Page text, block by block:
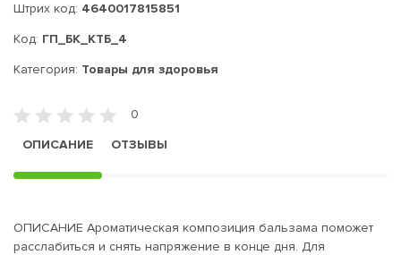
Штрих код: 4640017815851
Код: ГП_БК_КТБ_4
Категория: Товары для здоровья
0
ОПИСАНИЕ
ОТЗЫВЫ
ОПИСАНИЕ Ароматическая композиция бальзама поможет
расслабиться и снять напряжение в конце дня. Для